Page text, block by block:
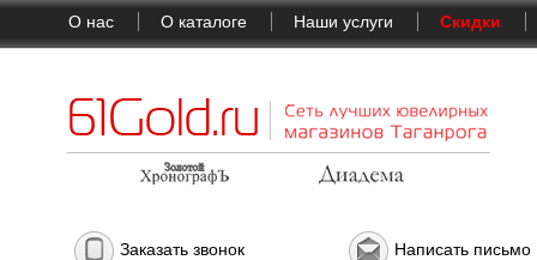
О нас О каталоге Наши услуги Скидки
Заказать звонок Написать письмо